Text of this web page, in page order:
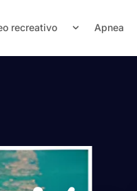
recreativo Apnea